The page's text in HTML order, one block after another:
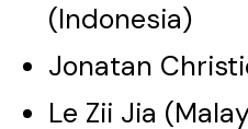
(Indonesia)
Jonatan
Le Zii Jia